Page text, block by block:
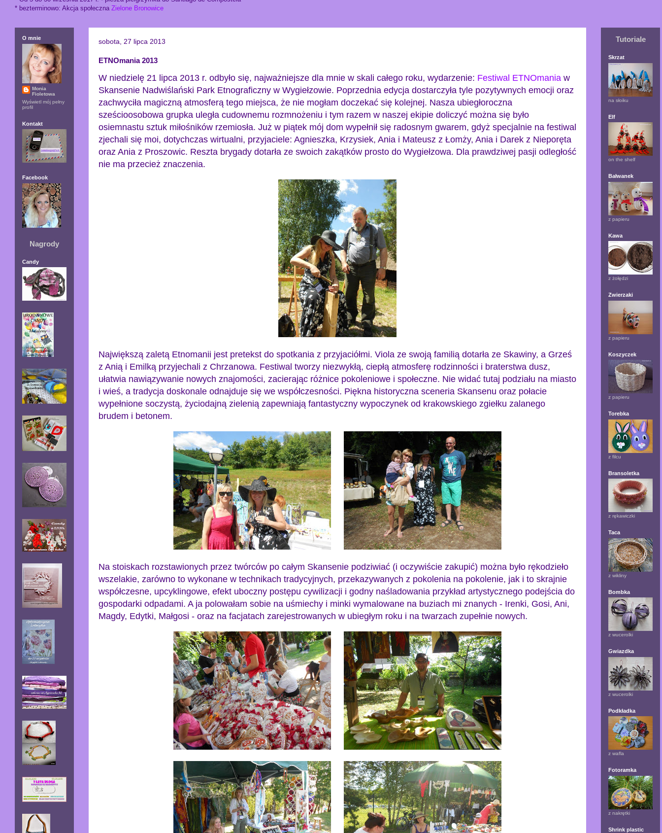
* bezterminowo: Akcja społeczna Zielone Bronowice
sobota, 27 lipca 2013
ETNOmania 2013
W niedzielę 21 lipca 2013 r. odbyło się, najważniejsze dla mnie w skali całego roku, wydarzenie: Festiwal ETNOmania w
Skansenie Nadwiślański Park Etnograficzny w Wygiełzowie. Poprzednia edycja dostarczyła tyle pozytywnych emocji oraz
zachwyciła magiczną atmosferą tego miejsca, że nie mogłam doczekać się kolejnej. Nasza ubiegłoroczna
sześcioosobowa grupka uległa cudownemu rozmnożeniu i tym razem w naszej ekipie doliczyć można się było
osiemnastu sztuk miłośników rzemiosła. Już w piątek mój dom wypełnił się radosnym gwarem, gdyż specjalnie na festiwal
zjechali się moi, dotychczas wirtualni, przyjaciele: Agnieszka, Krzysiek, Ania i Mateusz z Łomży, Ania i Darek z Nieporęta
oraz Ania z Proszowic. Reszta brygady dotarła ze swoich zakątków prosto do Wygiełzowa. Dla prawdziwej pasji odległość
nie ma przecież znaczenia.
Największą zaletą Etnomanii jest pretekst do spotkania z przyjaciółmi. Viola ze swoją familią dotarła ze Skawiny, a Grześ
z Anią i Emilką przyjechali z Chrzanowa. Festiwal tworzy niezwykłą, ciepłą atmosferę rodzinności i braterstwa dusz,
ułatwia nawiązywanie nowych znajomości, zacierając różnice pokoleniowe i społeczne. Nie widać tutaj podziału na miasto
i wieś, a tradycja doskonale odnajduje się we współczesności. Piękna historyczna sceneria Skansenu oraz połacie
wypełnione soczystą, życiodajną zielenią zapewniają fantastyczny wypoczynek od krakowskiego zgiełku zalanego
brudem i betonem.
Na stoiskach rozstawionych przez twórców po całym Skansenie podziwiać (i oczywiście zakupić) można było rękodzieło
wszelakie, zarówno to wykonane w technikach tradycyjnych, przekazywanych z pokolenia na pokolenie, jak i to skrajnie
współczesne, upcyklingowe, efekt uboczny postępu cywilizacji i godny naśladowania przykład artystycznego podejścia do
gospodarki odpadami. A ja polowałam sobie na uśmiechy i minki wymalowane na buziach mi znanych - Irenki, Gosi, Ani,
Magdy, Edytki, Małgosi - oraz na facjatach zarejestrowanych w ubiegłym roku i na twarzach zupełnie nowych.
O mnie
Monia
Fioletowa
Wyświetl mój pełny
profil
Kontakt
Facebook
Nagrody
Candy
Tutoriale
Skrzat
na słoiku
Elf
on the shelf
Bałwanek
z papieru
Kawa
z żołędzi
Zwierzaki
z papieru
Koszyczek
z papieru
Torebka
z filcu
Bransoletka
z rękawiczki
Taca
z wikliny
Bombka
z wucerolki
Gwiazdka
z wucerolki
Podkładka
z wafla
Fotoramka
z nakrętki
Shrink plastic